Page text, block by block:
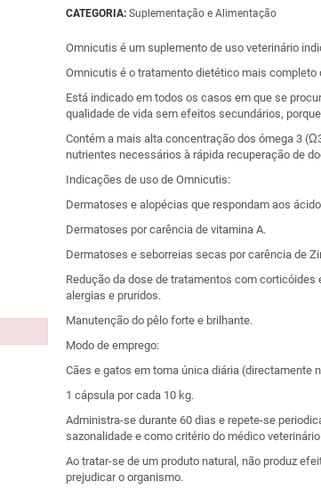
CATEGORIA: Suplementação e Alimentação
Omnicutis é um suplemento de uso veterinário
Omnicutis é o tratamento dietético mais completo
Está indicado em todos os casos em que se
qualidade de vida sem efeitos secundários,
Contém a mais alta concentração dos ómega 3
nutrientes necessários à rápida recuperação de
Indicações de uso de Omnicutis:
Dermatoses e alopécias que respondam aos
Dermatoses por carência de vitamina A.
Dermatoses e seborreias secas por carência de
Redução da dose de tratamentos com
alergias e pruridos.
Manutenção do pêlo forte e brilhante.
Modo de emprego:
Cães e gatos em toma única diária (directamente
1 cápsula por cada 10 kg.
Administra-se durante 60 dias e repete-se
sazonalidade e como critério do médico
Ao tratar-se de um produto natural, não produz
prejudicar o organismo.